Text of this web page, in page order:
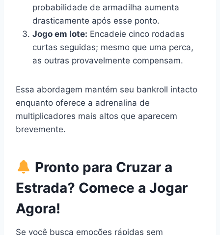
probabilidade de armadilha aumenta
drasticamente após esse ponto.
Jogo em lote: Encadeie cinco rodadas
curtas seguidas; mesmo que uma perca,
as outras provavelmente compensam.
Essa abordagem mantém seu bankroll intacto
enquanto oferece a adrenalina de
multiplicadores mais altos que aparecem
brevemente.
Pronto para Cruzar a
Estrada? Comece a Jogar
Agora!
Se você busca emoções rápidas sem